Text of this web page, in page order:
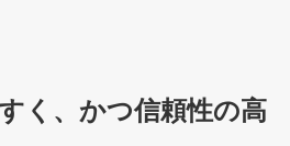
く、かつ信頼性の高